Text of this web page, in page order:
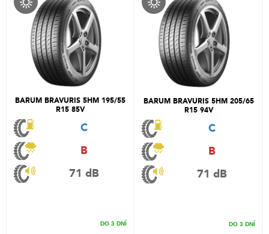
BARUM BRAVURIS 5HM 195/55
R15 85V
C
B
71 dB
DO 3 DNÍ
BARUM BRAVURIS 5HM 205/65
R15 94V
C
B
71 dB
DO 3 DNÍ